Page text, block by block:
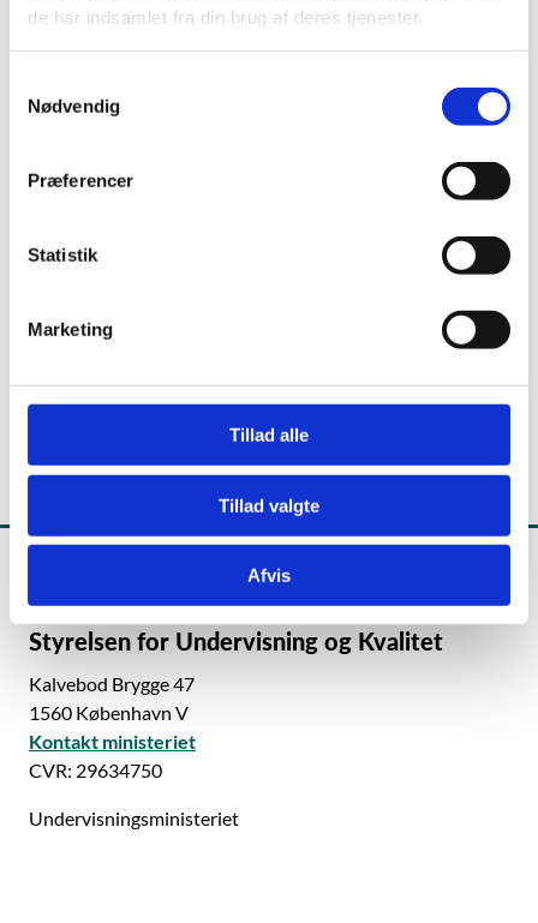
de har indsamlet fra din brug af deres tjenester.
Nødvendig
Præferencer
Statistik
Marketing
Tillad alle
Tillad valgte
Afvis
Kontakt
Mette Hartvig
Telefon:+45 33 92 56 67
Styrelsen for Undervisning og Kvalitet
Kalvebod Brygge 47
1560 København V
Kontakt ministeriet
CVR: 29634750
Undervisningsministeriet